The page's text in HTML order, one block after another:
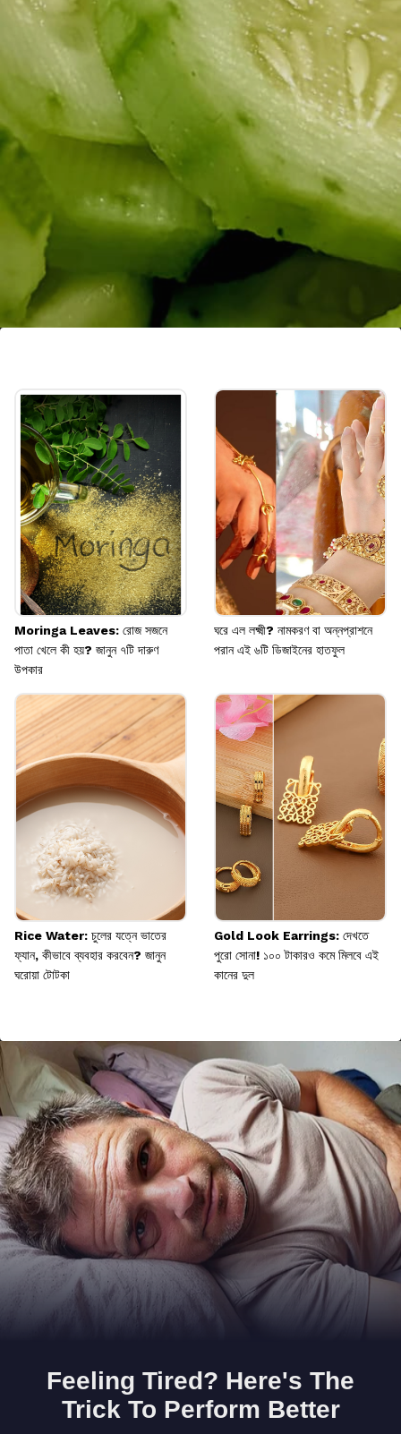
শসায় ক্যালোরি কম এবং জলের পরিমাণ খুব বেশি
থাকে। তাই রাতের খিদে মেটাতে এটি একটি দারুণ
স্বাস্থ্যকর বিকল্প হতে পারে।
Image credits: Getty
Moringa Leaves: রোজ সজনে
পাতা খেলে কী হয়? জানুন ৭টি দারুণ
উপকার
ঘরে এল লক্ষ্মী? নামকরণ বা অন্নপ্রাশনে
পরান এই ৬টি ডিজাইনের হাতফুল
Rice Water: চুলের যত্নে ভাতের
ফ্যান, কীভাবে ব্যবহার করবেন? জানুন
ঘরোয়া টোটকা
Gold Look Earrings: দেখতে
পুরো সোনা! ১০০ টাকারও কমে মিলবে এই
কানের দুল